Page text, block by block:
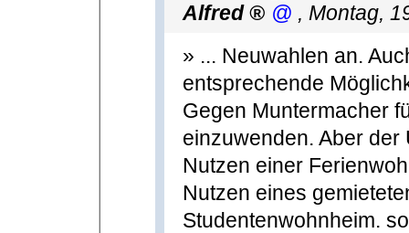
Alfred , Montag,
» ... Neuwahlen an.
entsprechende
Gegen Muntermacher
einzuwenden. Aber
Nutzen einer
Nutzen eines
Studentenwohnheim.